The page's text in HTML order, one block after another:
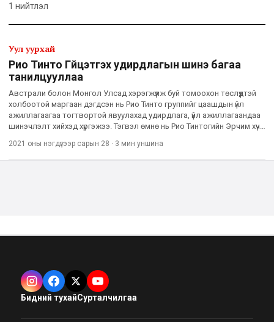
1 нийтлэл
Уул уурхай
Рио Тинто Гүйцэтгэх удирдлагын шинэ багаа
танилцууллаа
Австрали болон Монгол Улсад хэрэгжүүлж буй томоохон төслүүдтэй
холбоотой маргаан дэгдсэн нь Рио Тинто группийг цаашдын үйл
ажиллагаагаа тогтвортой явуулахад удирдлага, үйл ажиллагаандаа
шинэчлэлт хийхэд хүргэжээ. Тэгвэл өмнө нь Рио Тинтогийн Эрчим хүч,
2021 оны нэгдүгээр сарын 28 · 3 мин уншина
Бидний тухайСурталчилгаа